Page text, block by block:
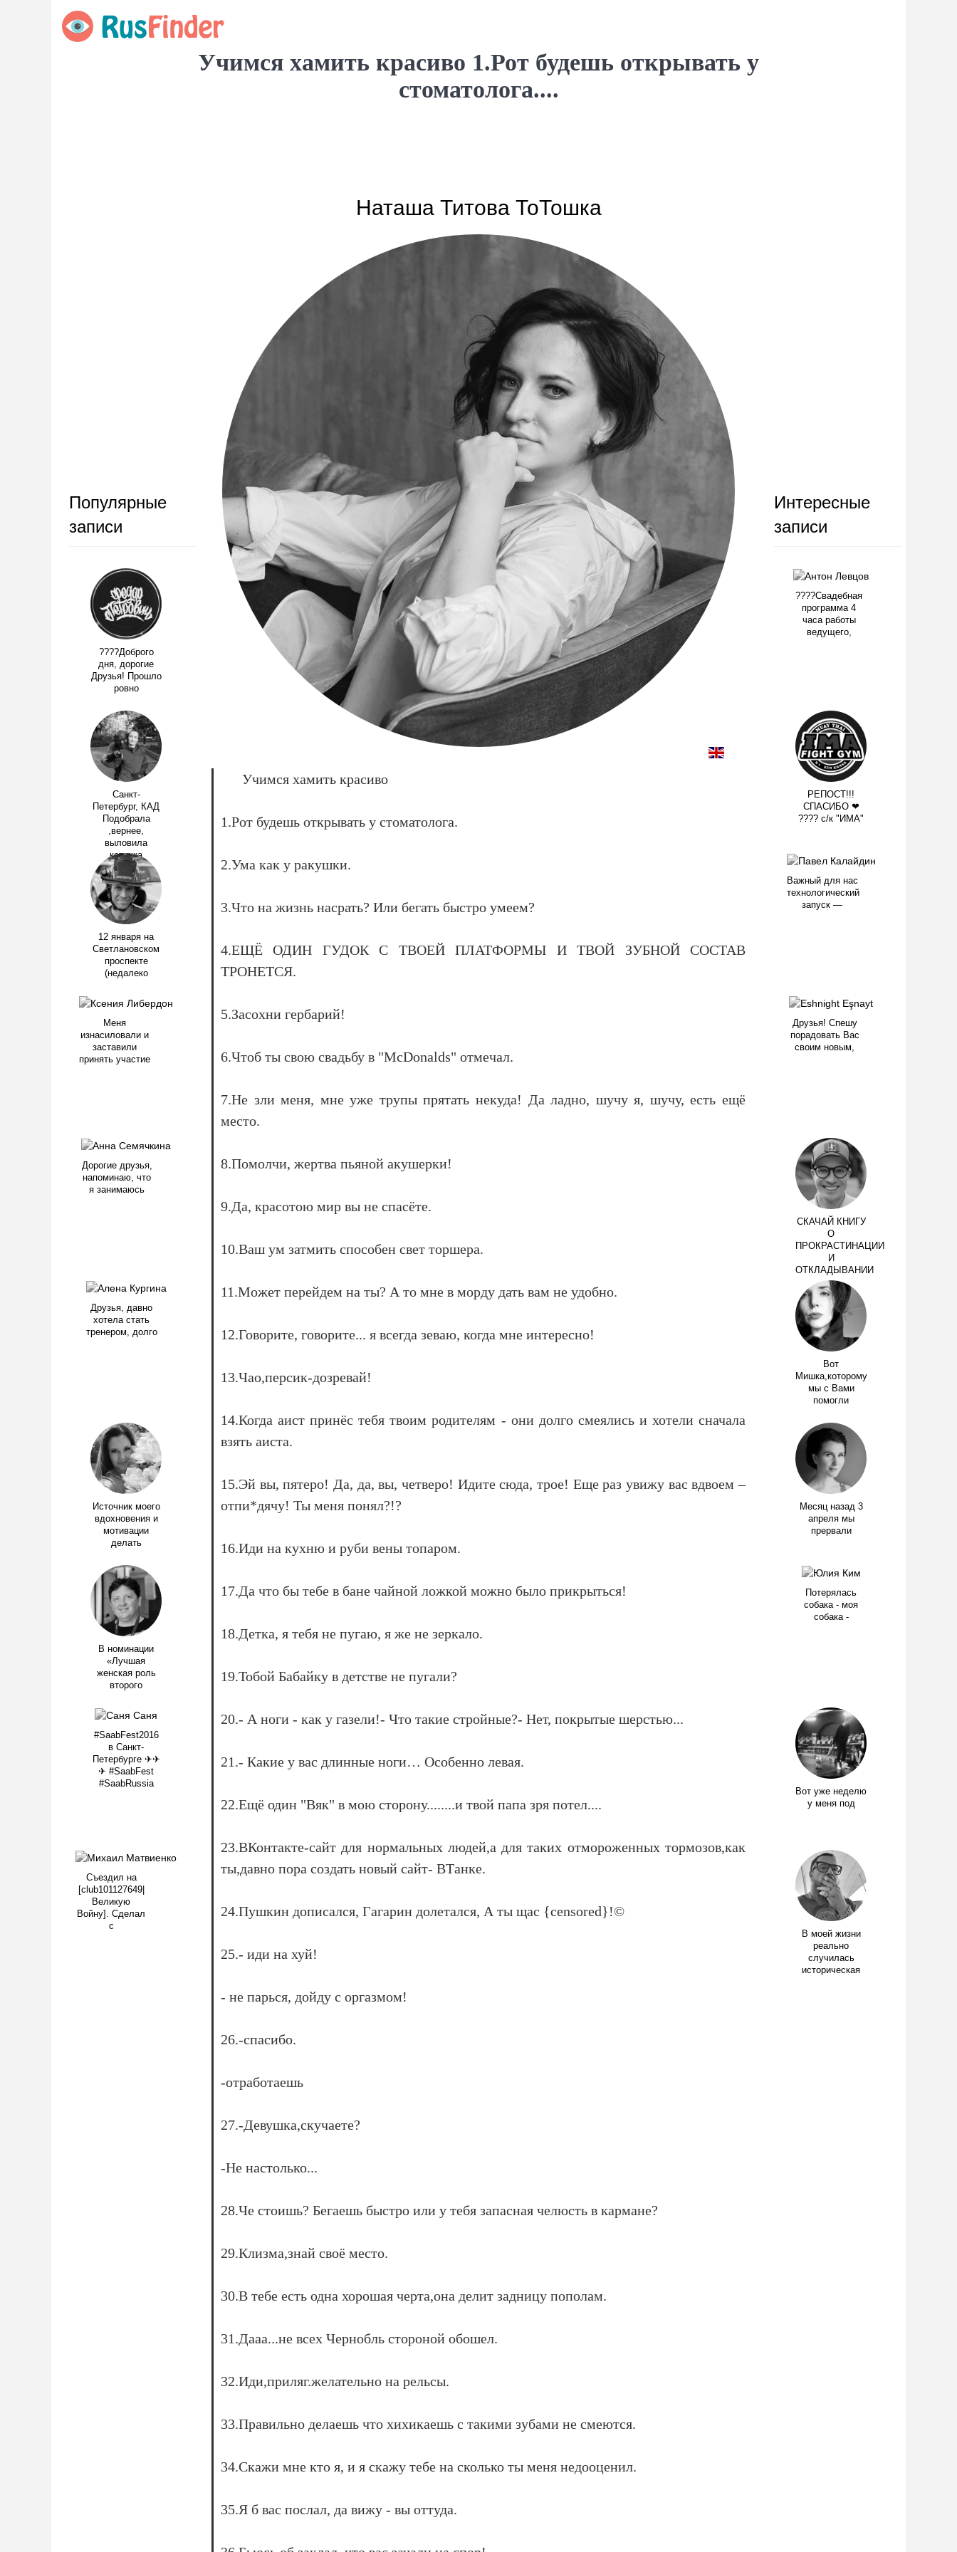
Учимся хамить красиво 1.Рот будешь открывать у
стоматолога....
Наташа Титова ТоТошка
Учимся хамить красиво
1.Рот будешь открывать у стоматолога.
2.Ума как у ракушки.
3.Что на жизнь насрать? Или бегать быстро умеем?
4.ЕЩЁ ОДИН ГУДОК С ТВОЕЙ ПЛАТФОРМЫ И ТВОЙ ЗУБНОЙ СОСТАВ
ТРОНЕТСЯ.
5.Засохни гербарий!
6.Чтоб ты свою свадьбу в "McDonalds" отмечал.
7.Не зли меня, мне уже трупы прятать некуда! Да ладно, шучу я, шучу, есть ещё
место.
8.Помолчи, жертва пьяной акушерки!
9.Да, красотою мир вы не спасёте.
10.Ваш ум затмить способен свет торшера.
11.Может перейдем на ты? А то мне в морду дать вам не удобно.
12.Говорите, говорите... я всегда зеваю, когда мне интересно!
13.Чао,персик-дозревай!
14.Когда аист принёс тебя твоим родителям - они долго смеялись и хотели сначала
взять аиста.
15.Эй вы, пятеро! Да, да, вы, четверо! Идите сюда, трое! Еще раз увижу вас вдвоем –
отпи*дячу! Ты меня понял?!?
16.Иди на кухню и руби вены топаром.
17.Да что бы тебе в бане чайной ложкой можно было прикрыться!
18.Детка, я тебя не пугаю, я же не зеркало.
19.Тобой Бабайку в детстве не пугали?
20.- А ноги - как у газели!- Что такие стройные?- Нет, покрытые шерстью...
21.- Какие у вас длинные ноги… Особенно левая.
22.Ещё один "Вяк" в мою сторону........и твой папа зря потел....
23.ВКонтакте-сайт для нормальных людей,а для таких отмороженных тормозов,как
ты,давно пора создать новый сайт- ВТанке.
24.Пушкин дописался, Гагарин долетался, А ты щас {censored}!©
25.- иди на хуй!
- не парься, дойду с оргазмом!
26.-спасибо.
-отработаешь
27.-Девушка,скучаете?
-Не настолько...
28.Че стоишь? Бегаешь быстро или у тебя запасная челюсть в кармане?
29.Клизма,знай своё место.
30.В тебе есть одна хорошая черта,она делит задницу пополам.
31.Дааа...не всех Чернобль стороной обошел.
32.Иди,приляг.желательно на рельсы.
33.Правильно делаешь что хихикаешь с такими зубами не смеются.
34.Скажи мне кто я, и я скажу тебе на сколько ты меня недооценил.
35.Я б вас послал, да вижу - вы оттуда.
Популярные
записи
????Доброго
дня, дорогие
Друзья! Прошло
ровно
Санкт-
Петербург, КАД
Подобрала
,вернее,
выловила
котенка
12 января на
Светлановском
проспекте
(недалеко
Меня
изнасиловали и
заставили
принять участие
Дорогие друзья,
напоминаю, что
я занимаюсь
Друзья, давно
хотела стать
тренером, долго
Источник моего
вдохновения и
мотивации
делать
В номинации
«Лучшая
женская роль
второго
#SaabFest2016
в Санкт-
Петербурге ✈✈
✈ #SaabFest
#SaabRussia
Съездил на
[club101127649|
Великую
Войну]. Сделал
с
Интересные
записи
????Свадебная
программа 4
часа работы
ведущего,
РЕПОСТ!!!
СПАСИБО ❤
???? с/к "ИМА"
Важный для нас
технологический
запуск —
Друзья! Спешу
порадовать Вас
своим новым,
СКАЧАЙ КНИГУ
О
ПРОКРАСТИНАЦИИ
И
ОТКЛАДЫВАНИИ
Вот
Мишка,которому
мы с Вами
помогли
Месяц назад 3
апреля мы
прервали
Потерялась
собака - моя
собака -
Вот уже неделю
у меня под
В моей жизни
реально
случилась
историческая